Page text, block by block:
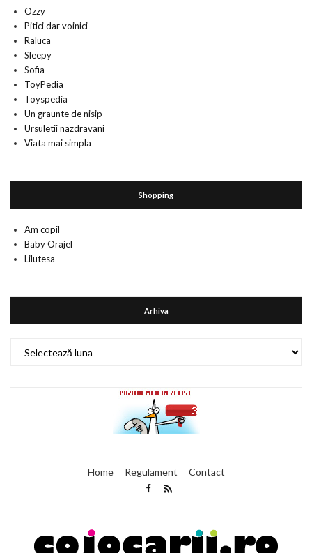
Ozzy
Pitici dar voinici
Raluca
Sleepy
Sofia
ToyPedia
Toyspedia
Un graunte de nisip
Ursuletii nazdravani
Viata mai simpla
Shopping
Am copil
Baby Orajel
Lilutesa
Arhiva
Home Regulament Contact